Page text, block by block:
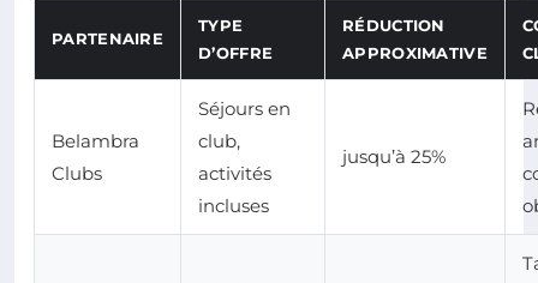
PARTENAIRE
TYPE
D’OFFRE
RÉDUCTION
APPROXIMATIVE
Belambra
Clubs
Séjours en
club,
activités
incluses
jusqu’à 25%